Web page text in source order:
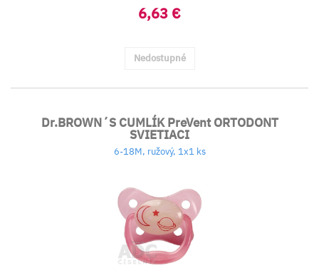
6,63 €
Nedostupné
Dr.BROWN´S CUMLÍK PreVent ORTODONT
SVIETIACI
6-18M, ružový, 1x1 ks